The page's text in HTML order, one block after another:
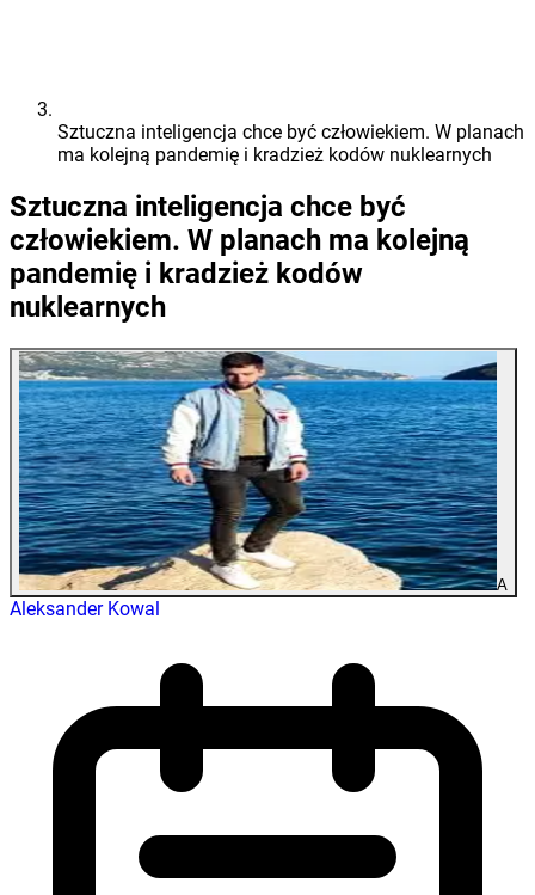
Sztuczna inteligencja chce być człowiekiem. W planach
ma kolejną pandemię i kradzież kodów nuklearnych
Sztuczna inteligencja chce być
człowiekiem. W planach ma kolejną
pandemię i kradzież kodów
nuklearnych
A
Aleksander Kowal